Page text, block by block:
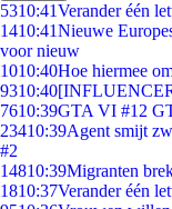
5310:41Verander één
1410:41Nieuwe
voor nieuw
1010:40Hoe hiermee
9310:40
7610:39GTA VI #12
23410:39Agent smijt
#2
14810:39Migranten
1810:37Verander één